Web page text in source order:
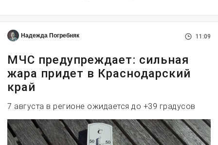
Надежда Погребняк 11:09
МЧС предупреждает: сильная
жара придет в Краснодарский
край
7 августа в регионе ожидается до +39 градусов